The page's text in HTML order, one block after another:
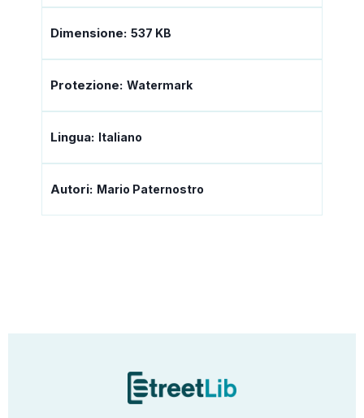
Dimensione: 537 KB
Protezione: Watermark
Lingua: Italiano
Autori: Mario Paternostro